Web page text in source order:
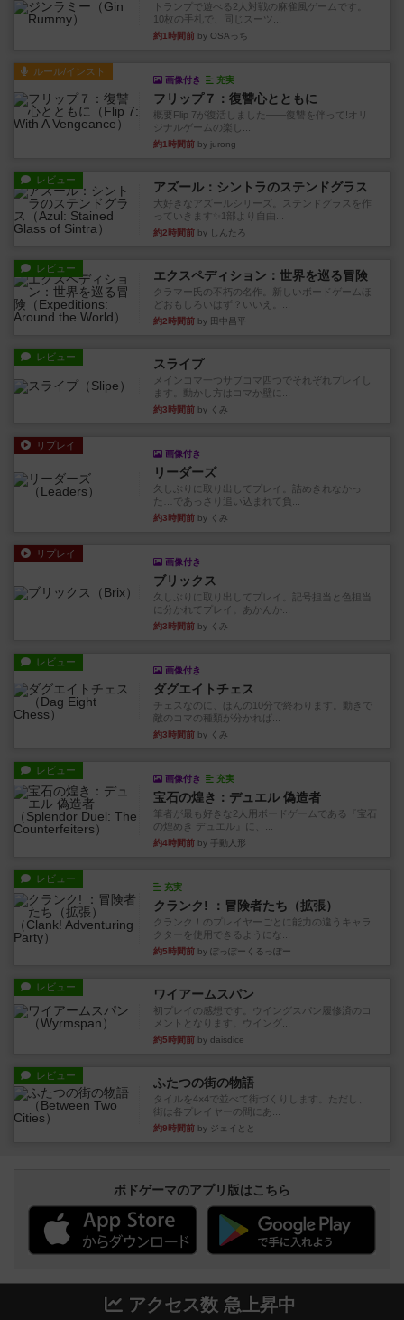
トランプで遊べる2人対戦の麻雀風ゲームです。
10枚の手札で、同じスーツ...
約1時間前 by OSAっち
ルール/インスト
画像付き 充実
フリップ７：復讐心とともに
概要Flip 7が復活しました――復讐を伴って!オリ
ジナルゲームの楽し...
約1時間前 by jurong
レビュー アズール：シントラのステンドグラス
大好きなアズールシリーズ。ステンドグラスを作
っていきます✨1部より自由...
約2時間前 by しんたろ
レビュー エクスペディション：世界を巡る冒険
クラマー氏の不朽の名作。新しいボードゲームほ
どおもしろいはず？いいえ。...
約2時間前 by 田中昌平
レビュー スライプ
メインコマ一つサブコマ四つでそれぞれプレイし
ます。動かし方はコマか壁に...
約3時間前 by くみ
リプレイ
画像付き
リーダーズ
久しぶりに取り出してプレイ。詰めきれなかっ
た…であっさり追い込まれて負...
約3時間前 by くみ
リプレイ
画像付き
ブリックス
久しぶりに取り出してプレイ。記号担当と色担当
に分かれてプレイ。あかんか...
約3時間前 by くみ
レビュー
画像付き
ダグエイトチェス
チェスなのに、ほんの10分で終わります。動きで
敵のコマの種類が分かれば...
約3時間前 by くみ
レビュー
画像付き 充実
宝石の煌き：デュエル 偽造者
筆者が最も好きな2人用ボードゲームである『宝石
の煌めき デュエル』に、...
約4時間前 by 手動人形
レビュー
充実
クランク! ：冒険者たち（拡張）
クランク！のプレイヤーごとに能力の違うキャラ
クターを使用できるようにな...
約5時間前 by ぽっぽーくるっぽー
レビュー ワイアームスパン
初プレイの感想です。ウイングスパン履修済のコ
メントとなります。ウイング...
約5時間前 by daisdice
レビュー ふたつの街の物語
タイルを4×4で並べて街づくりします。ただし、
街は各プレイヤーの間にあ...
約9時間前 by ジェイとと
ボドゲーマのアプリ版はこちら
アクセス数 急上昇中